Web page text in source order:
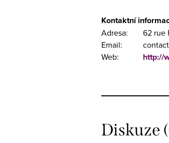
Kontaktní
Adresa:
62 rue
Email:
Web:
http://
Diskuze